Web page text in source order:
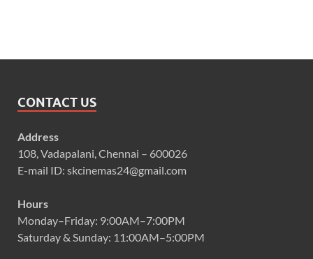
CONTACT US
Address
108, Vadapalani, Chennai – 600026
E-mail ID: skcinemas24@gmail.com
Hours
Monday–Friday: 9:00AM–7:00PM
Saturday & Sunday: 11:00AM–5:00PM